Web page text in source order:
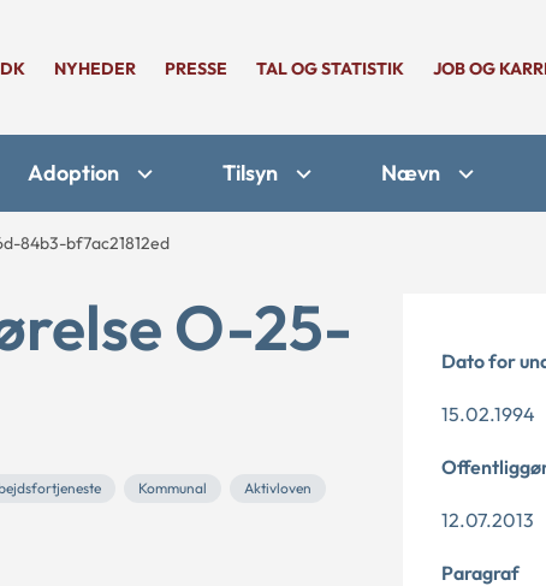
NYHEDER PRESSE TAL OG STATISTIK JOB OG
Adoption Tilsyn Nævn
84b3-bf7ac21812ed
O-25-
Kommunal
Aktivloven
Dato for
15.02.1994
12.07.2013
Paragraf